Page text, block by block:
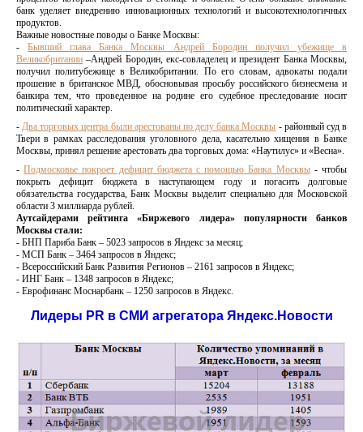
банк уделяет внедрению инновационных технологий и высокотехнологичных
продуктов.
Важные новостные поводы о Банке Москвы:
-Бывший глава Банка Москвы Андрей Бородин получил убежище в
Великобритании –Андрей Бородин, екс-совладелец и президент Банка Москвы,
получил политубежище в Великобритании. По его словам, адвокаты подали
прошение в британское МВД, обосновывая просьбу российского бизнесмена и
банкира тем, что проведенное на родине его судебное преследование носит
политический характер.
-Два торговых центра были арестованы по делу банка Москвы - районный суд в
Твери в рамках расследования уголовного дела, касательно хищения в Банке
Москвы, принял решение арестовать два торговых дома: «Наутилус» и «Весна».
-Подмосковье покроет дефицит бюджета с помощью Банка Москвы- чтобы
покрыть дефицит бюджета в наступающем году и погасить долговые
обязательства государства, Банк Москвы выделит специально для Московской
области 3 миллиарда рублей.
Аутсайдерами рейтинга «Биржевого лидера» популярности банков
Москвы стали:
- БНП Париба Банк – 5023 запросов в Яндекс за месяц;
- МСП Банк – 3464 запросов в Яндекс;
- Всероссийский Банк Развития Регионов – 2161 запросов в Яндекс;
- ИНГ Банк – 1348 запросов в Яндекс;
- Еврофинанс Моснарбанк – 1250 запросов в Яндекс.
Лидеры PR в СМИ агрегатора Яндекс.Новости